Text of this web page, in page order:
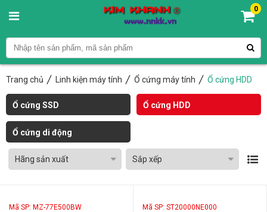
0
Trang chủ Linh kiện máy tính Ổ cứng máy tính Ổ cứng HDD
Ổ cứng SSD Ổ cứng HDD
Ổ cứng di động
Hãng sản xuất Sắp xếp
Mã SP: MZ-77E500BW Mã SP: ST20000NE000